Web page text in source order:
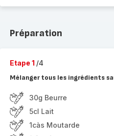
Préparation
Etape 1 /4
Mélanger tous les ingrédients
30g Beurre
5cl Lait
1càs Moutarde